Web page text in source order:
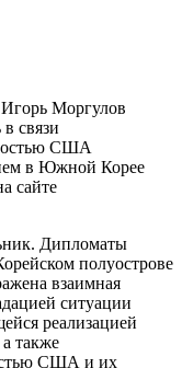
Моргулов
связи
США
в Южной Корее
сайте
Дипломаты
полуострове
взаимная
ситуации
реализацией
также
США и их